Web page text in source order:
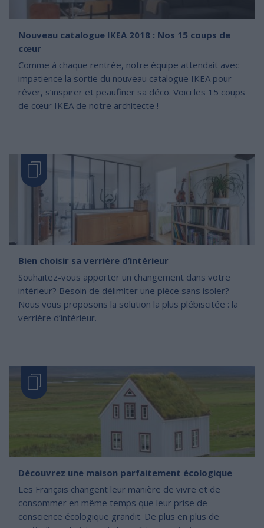
Nouveau catalogue IKEA 2018 : Nos 15 coups de
cœur
Comme à chaque rentrée, notre équipe attendait avec
impatience la sortie du nouveau catalogue IKEA pour
rêver, s’inspirer et peaufiner sa déco. Voici les 15 coups
de cœur IKEA de notre architecte !
Bien choisir sa verrière d’intérieur
Souhaitez-vous apporter un changement dans votre
intérieur? Besoin de délimiter une pièce sans isoler?
Nous vous proposons la solution la plus plébiscitée : la
verrière d’intérieur.
Découvrez une maison parfaitement écologique
Les Français changent leur manière de vivre et de
consommer en même temps que leur prise de
conscience écologique grandit. De plus en plus de